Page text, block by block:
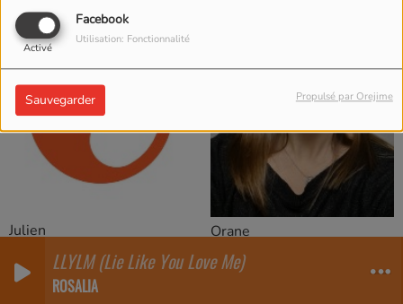
Facebook
Activé
Utilisation: Fonctionnalité
Sauvegarder Propulsé par Orejime
LLYLM (Lie Like You Love Me)
ROSALIA
Julien Orane